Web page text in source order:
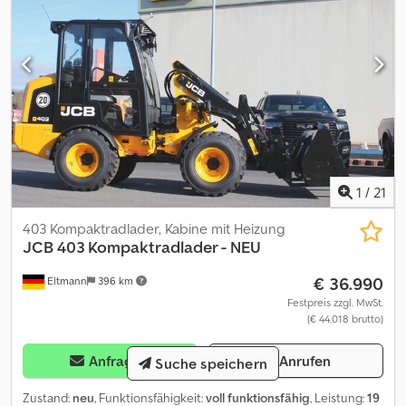
cbm + 1.960,-- € - Klappschaufel 0,5 cbm + 3.710,-- € Preise
in Euro, zzgl. MwSt., ab Eltmann, Änderungen, Irrtümer und
Zwischenverkauf vorbehalten
1 / 21
Eltmann 396 km
403 Kompaktradlader, Kabine mit Heizung
JCB403 Kompaktradlader - NEU
€ 36.990
Festpreis zzgl. MwSt.
(€ 44.018 brutto)
Anfragen Anrufen
Zustand: neu, Funktionsfähigkeit:voll funktionsfähig, Leistung:19
Suche speichern